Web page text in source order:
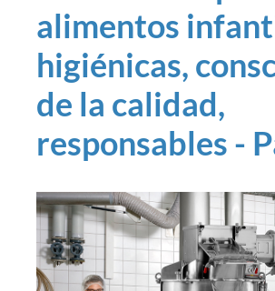
alimentos
higiénicas,
de la calidad,
responsables -